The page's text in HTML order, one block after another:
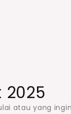
atau yang